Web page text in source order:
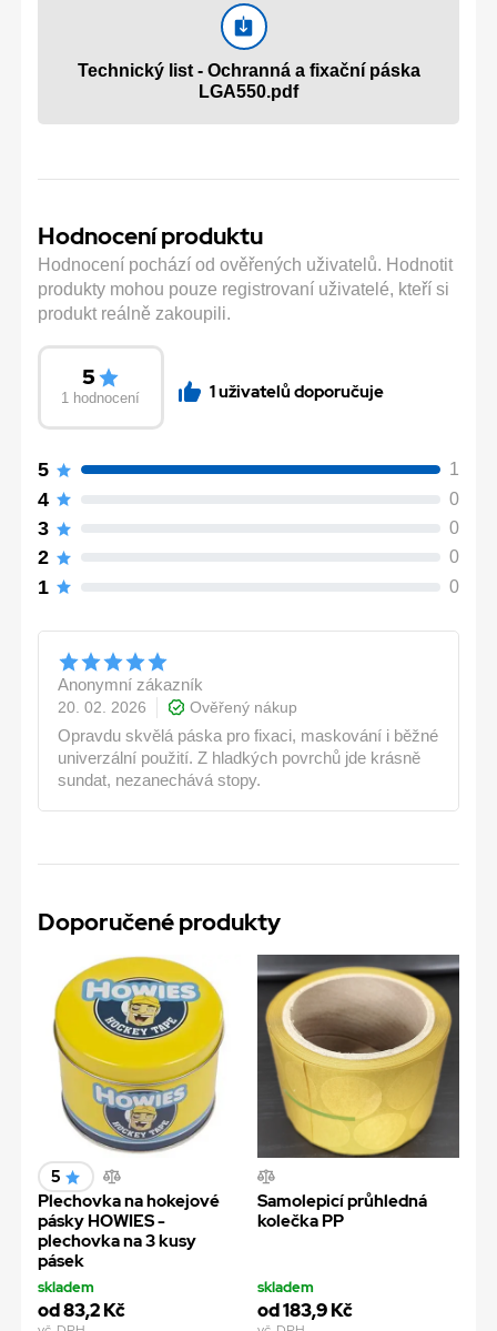
Technický list - Ochranná a fixační páska
LGA550.pdf
Hodnocení produktu
Hodnocení pochází od ověřených uživatelů. Hodnotit
produkty mohou pouze registrovaní uživatelé, kteří si
produkt reálně zakoupili.
5
1 hodnocení 1 uživatelů doporučuje
5 1
4 0
3 0
2 0
1 0
Anonymní zákazník
20. 02. 2026
Ověřený nákup
Opravdu skvělá páska pro fixaci, maskování i běžné
univerzální použití. Z hladkých povrchů jde krásně
sundat, nezanechává stopy.
Doporučené produkty
5
Plechovka na hokejové
pásky HOWIES -
plechovka na 3 kusy
pásek
skladem
od 83,2 Kč
Samolepicí průhledná
kolečka PP
skladem
od 183,9 Kč